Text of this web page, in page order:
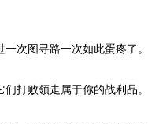
次图寻路一次如此蛋疼了。
打败领走属于你的战利品。